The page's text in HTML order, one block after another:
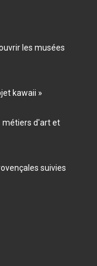
les musées
kawaii »
métiers d'art et
suivies